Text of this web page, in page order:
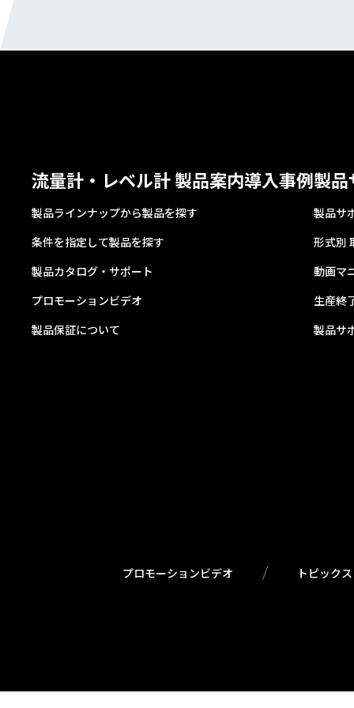
流量計・レベル計 製品案内
製品ラインナップから製品を探す
条件を指定して製品を探す
製品カタログ・サポート
プロモーションビデオ
製品保証について
導入事例製
製品サ
形式別
動画マ
生産終
製品サ
プロモーションビデオ トピックス